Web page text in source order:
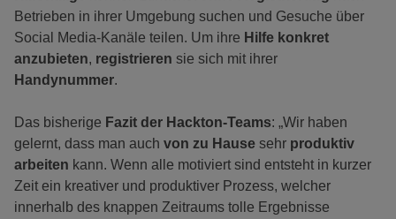
Betrieben in ihrer Umgebung suchen und Gesuche über
Social Media-Kanäle teilen. Um ihre Hilfe konkret
anzubieten, registrieren sie sich mit ihrer
Handynummer.
Das bisherige Fazit der Hackton-Teams: „Wir haben
gelernt, dass man auch von zu Hause sehr produktiv
arbeiten kann. Wenn alle motiviert sind entsteht in kurzer
Zeit ein kreativer und produktiver Prozess, welcher
innerhalb des knappen Zeitraums tolle Ergebnisse